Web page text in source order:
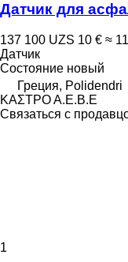
Датчик для
137 100 UZS 10 € ≈
Датчик
Состояние новый
Греция, Polidendri
ΚΑΣΤΡΟ Α.Ε.Β.Ε
Связаться с
1